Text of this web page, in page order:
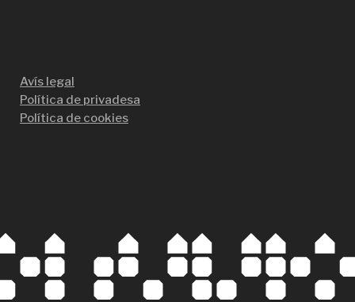
Avís legal
Política de privadesa
Política de cookies